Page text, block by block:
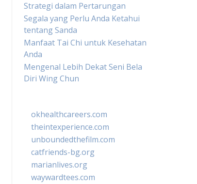
Strategi dalam Pertarungan
Segala yang Perlu Anda Ketahui
tentang Sanda
Manfaat Tai Chi untuk Kesehatan
Anda
Mengenal Lebih Dekat Seni Bela
Diri Wing Chun
okhealthcareers.com
theintexperience.com
unboundedthefilm.com
catfriends-bg.org
marianlives.org
waywardtees.com